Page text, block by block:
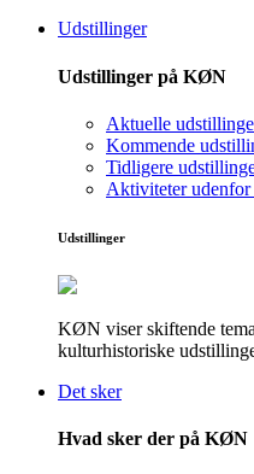
Udstillinger
Udstillinger på KØN
Aktuelle
Kommende
Tidligere
Aktiviteter
Udstillinger
KØN viser skiftende
kulturhistoriske
Det sker
Hvad sker der på KØN